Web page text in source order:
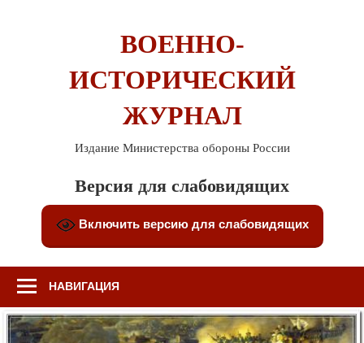
ВОЕННО-
ИСТОРИЧЕСКИЙ
ЖУРНАЛ
Издание Министерства обороны России
Версия для слабовидящих
Включить версию для слабовидящих
НАВИГАЦИЯ